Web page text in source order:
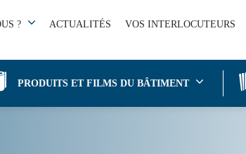
? ACTUALITÉS VOS INTERLOCUTEURS
PRODUITS ET FILMS DU BÂTIMENT